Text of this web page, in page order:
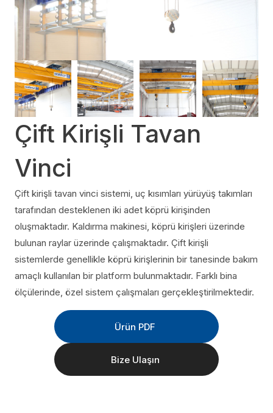
Çift Kirişli Tavan
Vinci
Çift kirişli tavan vinci sistemi, uç kısımları yürüyüş takımları
tarafından desteklenen iki adet köprü kirişinden
oluşmaktadır. Kaldırma makinesi, köprü kirişleri üzerinde
bulunan raylar üzerinde çalışmaktadır. Çift kirişli
sistemlerde genellikle köprü kirişlerinin bir tanesinde bakım
amaçlı kullanılan bir platform bulunmaktadır. Farklı bina
ölçülerinde, özel sistem çalışmaları gerçekleştirilmektedir.
Ürün PDF
Bize Ulaşın